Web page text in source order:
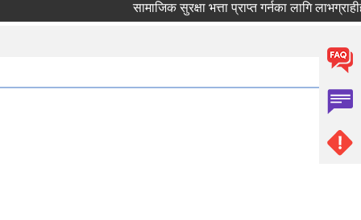
सामाजिक सुरक्षा भत्ता प्राप्त गर्नका लागि